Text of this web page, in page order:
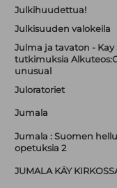
Julkihuudettua!
Julkisuuden valokeila
Julma ja tavaton -
tutkimuksia
unusual
Juloratoriet
Jumala
Jumala : Suomen
opetuksia 2
JUMALA KÄY